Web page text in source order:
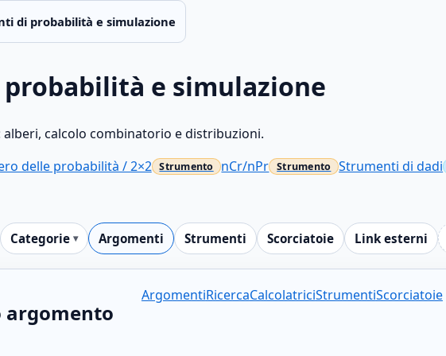
di probabilità e simulazione
Categorie Argomenti Strumenti Scorciatoie Link esterni
e simulazione
calcolo combinatorio e distribuzioni.
delle probabilità / 2×2 nCr/nPr Strumenti di dadi
argomento
ArgomentiRicercaCalcolatriciStrumentiScorciatoie